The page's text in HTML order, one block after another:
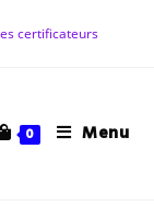
certificateurs
0 Menu